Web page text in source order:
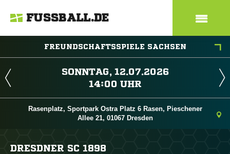
FUSSBALL.DE
FREUNDSCHAFTSSPIELE SACHSEN
 
 
Rasenplatz, Sportpark Ostra Platz 6 Rasen, Pieschener
Allee 21, 01067 Dresden
DRESDNER SC 1898